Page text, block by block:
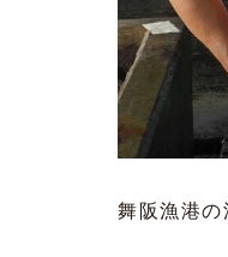
舞阪漁港